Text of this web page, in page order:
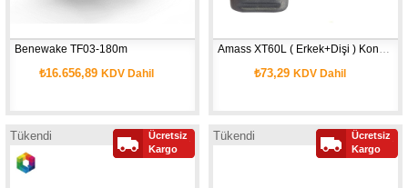
Benewake TF03-180m
₺16.656,89KDV Dahil
Amass XT60L ( Erkek+Dişi ) Konnektör
₺73,29 KDV Dahil
Tükendi
Ücretsiz
Kargo
Tükendi
Ücretsiz
Kargo